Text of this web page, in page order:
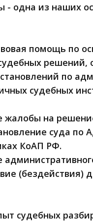
- одна из наших
помощь по
решений,
по
судебных
жалобы на
суда по
КоАП РФ.
(бездействия)
судебных